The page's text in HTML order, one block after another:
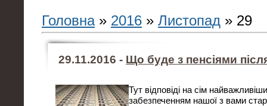
Головна» 2016 » Листопад » 29
29.11.2016 - Що буде з пенсіями
Тут відповіді на сім
забезпеченням нашої з вами